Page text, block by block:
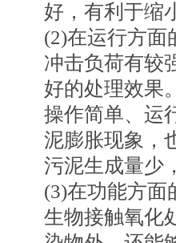
好，有利于缩
(2)在运行方面
冲击负荷有较
好的处理效果
操作简单、运
泥膨胀现象，
污泥生成量少
(3)在功能方面
生物接触氧化